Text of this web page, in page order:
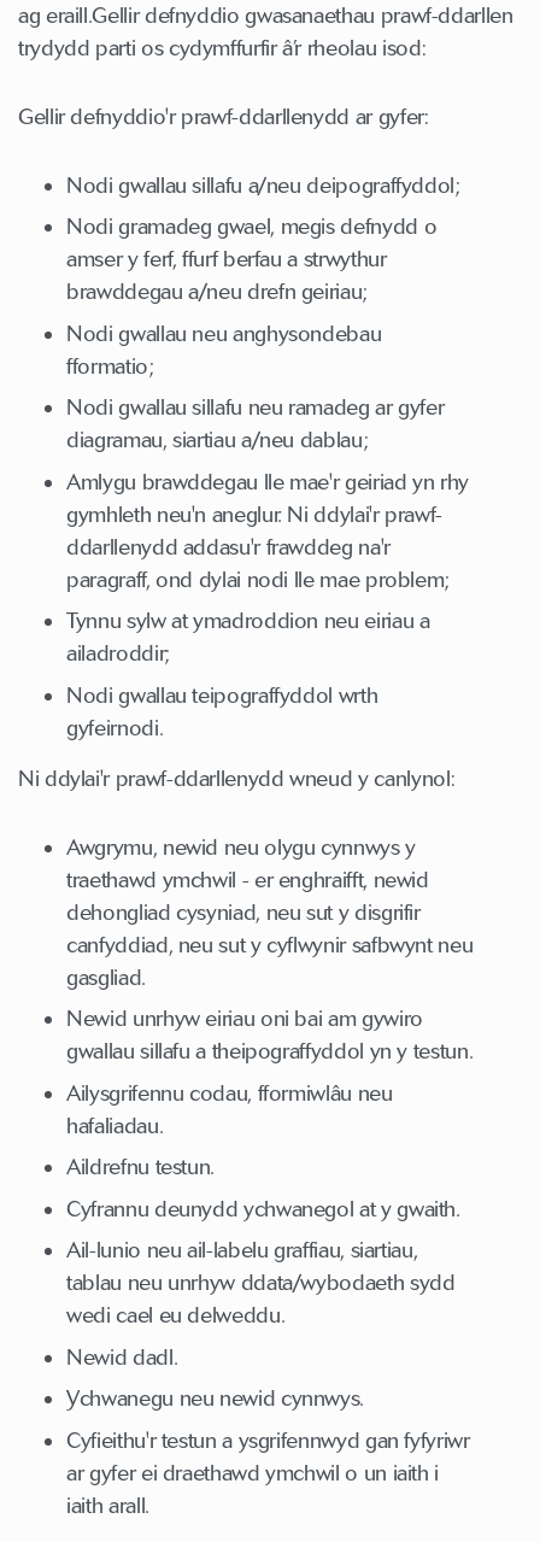
ag eraill.Gellir defnyddio gwasanaethau prawf-ddarllen
trydydd parti os cydymffurfir â’r rheolau isod:
Gellir defnyddio'r prawf-ddarllenydd ar gyfer:
Nodi gwallau sillafu a/neu deipograffyddol;
Nodi gramadeg gwael, megis defnydd o
amser y ferf, ffurf berfau a strwythur
brawddegau a/neu drefn geiriau;
Nodi gwallau neu anghysondebau
fformatio;
Nodi gwallau sillafu neu ramadeg ar gyfer
diagramau, siartiau a/neu dablau;
Amlygu brawddegau lle mae'r geiriad yn rhy
gymhleth neu'n aneglur. Ni ddylai'r prawf-
ddarllenydd addasu'r frawddeg na'r
paragraff, ond dylai nodi lle mae problem;
Tynnu sylw at ymadroddion neu eiriau a
ailadroddir;
Nodi gwallau teipograffyddol wrth
gyfeirnodi.
Ni ddylai'r prawf-ddarllenydd wneud y canlynol:
Awgrymu, newid neu olygu cynnwys y
traethawd ymchwil - er enghraifft, newid
dehongliad cysyniad, neu sut y disgrifir
canfyddiad, neu sut y cyflwynir safbwynt neu
gasgliad.
Newid unrhyw eiriau oni bai am gywiro
gwallau sillafu a theipograffyddol yn y testun.
Ailysgrifennu codau, fformiwlâu neu
hafaliadau.
Aildrefnu testun.
Cyfrannu deunydd ychwanegol at y gwaith.
Ail-lunio neu ail-labelu graffiau, siartiau,
tablau neu unrhyw ddata/wybodaeth sydd
wedi cael eu delweddu.
Newid dadl.
Ychwanegu neu newid cynnwys.
Cyfieithu'r testun a ysgrifennwyd gan fyfyriwr
ar gyfer ei draethawd ymchwil o un iaith i
iaith arall.